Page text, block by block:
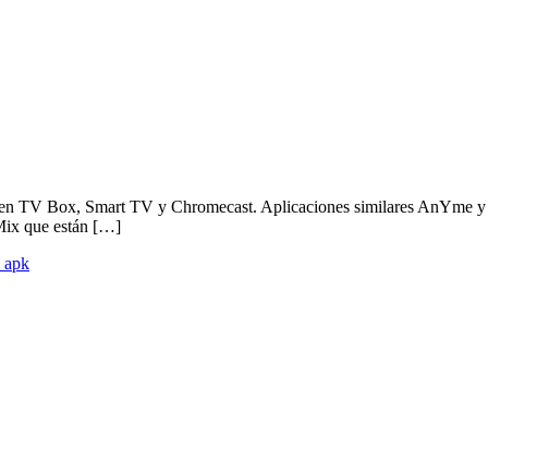
TV Box, Smart TV y Chromecast. Aplicaciones similares AnYme y
que están […]
apk